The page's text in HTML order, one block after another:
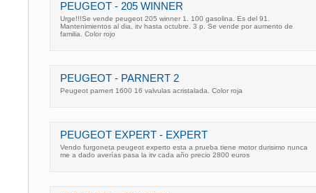
PEUGEOT - 205 WINNER
Urge!!!Se vende peugeot 205 winner 1. 100 gasolina. Es del 91.
Mantenimientos al dia, itv hasta octubre. 3 p. Se vende por aumento de
familia. Color rojo
PEUGEOT - PARNERT 2
Peugeot parnert 1600 16 valvulas acristalada. Color roja
PEUGEOT EXPERT - EXPERT
Vendo furgoneta peugeot experto esta a prueba tiene motor durisimo nunca
me a dado averías pasa la itv cada año precio 2800 euros